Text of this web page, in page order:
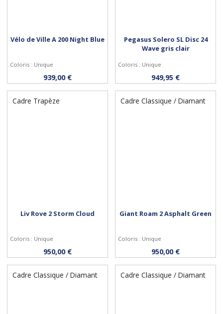
Personnaliser
Vélo de Ville A 200 Night Blue
Coloris : Unique
939,00 € Personnaliser
Pegasus Solero SL Disc 24
Wave gris clair
Coloris : Unique
949,95 €
Cadre Trapèze
Personnaliser
Liv Rove 2 Storm Cloud
Coloris : Unique
950,00 €
Cadre Classique / Diamant
Personnaliser
Giant Roam 2 Asphalt Green
Coloris : Unique
950,00 €
Cadre Classique / Diamant Cadre Classique / Diamant